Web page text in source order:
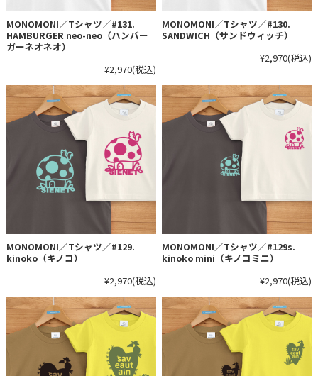
MONOMONI／Tシャツ／#131.
HAMBURGER neo-neo（ハンバー
ガーネオネオ）
¥2,970(税込)
MONOMONI／Tシャツ／#130.
SANDWICH（サンドウィッチ）
¥2,970(税込)
MONOMONI／Tシャツ／#129.
kinoko（キノコ）
¥2,970(税込)
MONOMONI／Tシャツ／#129s.
kinoko mini（キノコミニ）
¥2,970(税込)